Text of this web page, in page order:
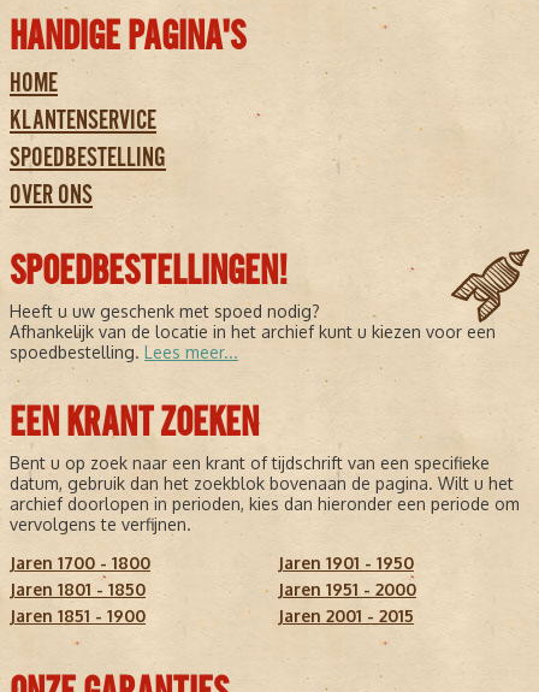
HANDIGE PAGINA'S
HOME
KLANTENSERVICE
SPOEDBESTELLING
OVER ONS
SPOEDBESTELLINGEN!
Heeft u uw geschenk met spoed nodig?
Afhankelijk van de locatie in het archief kunt u kiezen voor een
spoedbestelling. Lees meer...
EEN KRANT ZOEKEN
Bent u op zoek naar een krant of tijdschrift van een specifieke
datum, gebruik dan het zoekblok bovenaan de pagina. Wilt u het
archief doorlopen in perioden, kies dan hieronder een periode om
vervolgens te verfijnen.
Jaren 1700 - 1800
Jaren 1801 - 1850
Jaren 1851 - 1900
Jaren 1901 - 1950
Jaren 1951 - 2000
Jaren 2001 - 2015